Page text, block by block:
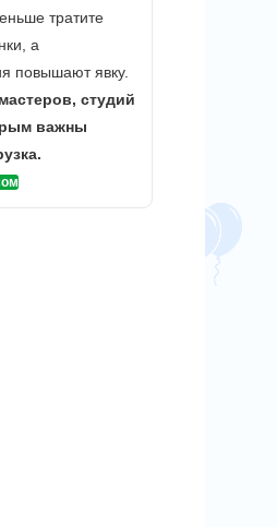
тратите
а
повышают явку.
студий
важны